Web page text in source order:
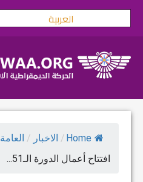
Skip
العربية
Home
/ الاخبار / العامة
افتتاح أعمال الدورة الـ51...